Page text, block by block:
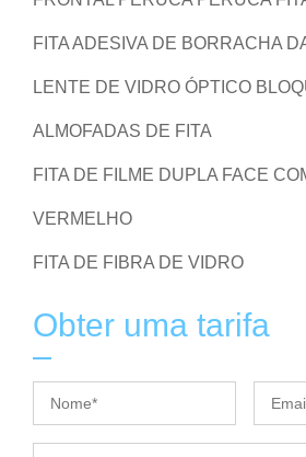
FITA ADESIVA DE BORRACHA
LENTE DE VIDRO ÓPTICO
ALMOFADAS DE FITA
FITA DE FILME DUPLA FACE
VERMELHO
FITA DE FIBRA DE VIDRO
Obter uma tarifa